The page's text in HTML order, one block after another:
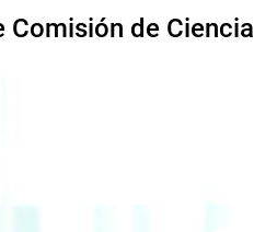
Comisión de Ciencia